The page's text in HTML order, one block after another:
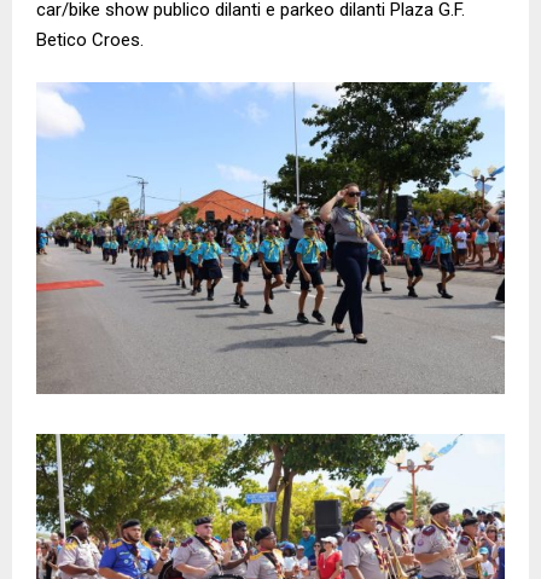
car/bike show publico dilanti e parkeo dilanti Plaza G.F.
Betico Croes.